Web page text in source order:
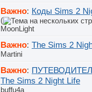
Важно: Коды Sims 2
(
MoonLight
Важно: The Sims 2
Martini
Важно:
The Sims 2 Night Life
buffu4a